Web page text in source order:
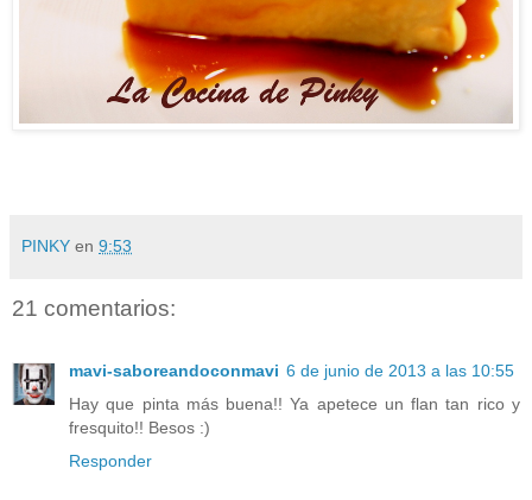
PINKY en 9:53
21 comentarios:
mavi-saboreandoconmavi 6 de junio de 2013 a las 10:55
Hay que pinta más buena!! Ya apetece un flan tan rico y
fresquito!! Besos :)
Responder